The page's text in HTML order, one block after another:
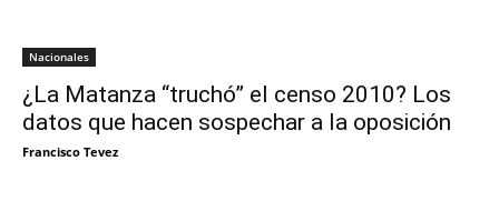
Nacionales
¿La Matanza “truchó” el censo 2010? Los
datos que hacen sospechar a la oposición
Francisco Tevez